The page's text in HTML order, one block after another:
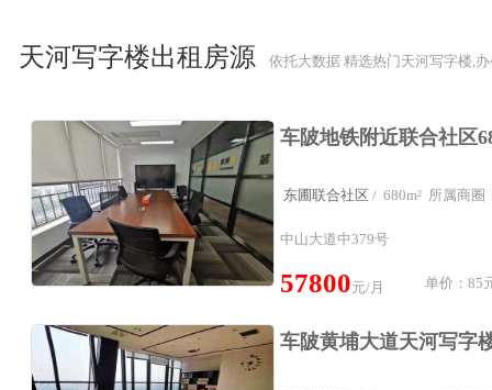
天河写字楼出租房源 依托大数据 精选热门天河写字楼,
东圃联合社区 / 680m² 所属商圈
中山大道中379号
57800元/月 单价：85